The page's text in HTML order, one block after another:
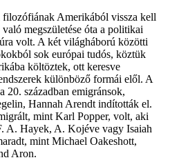
Amerikából vissza kell
megszületése óta a politikai
volt. A két világháború közötti
sok európai tudós, köztük
költöztek, ott keresve
különböző formái elől. A
20. században emigránsok,
Hannah Arendt indították el.
mint Karl Popper, volt, aki
A. Hayek, A. Kojéve vagy Isaiah
mint Michael Oakeshott,
Aron.